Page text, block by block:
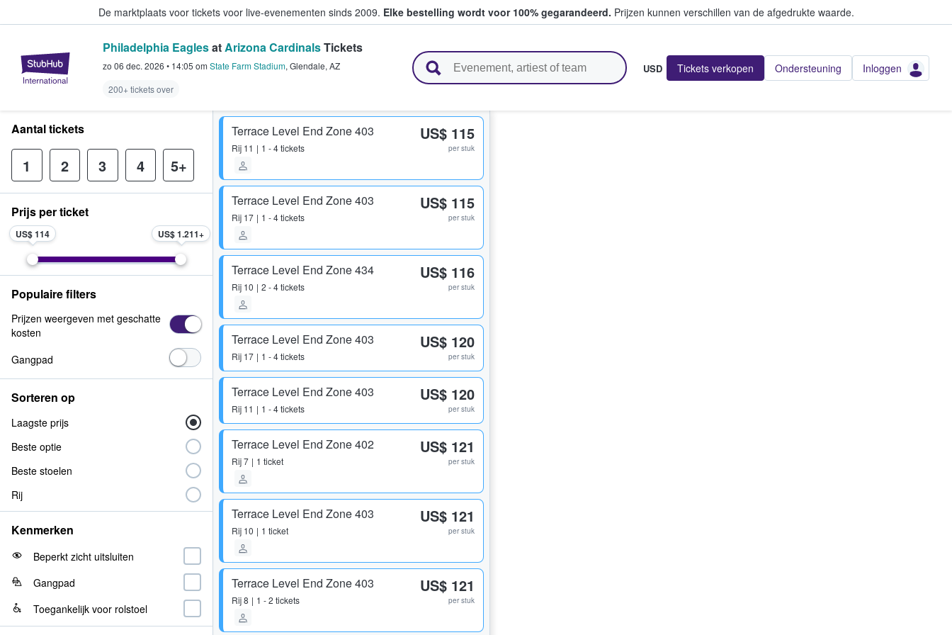
De marktplaats voor tickets voor live-evenementen sinds 2009. Elke bestelling wordt voor 100% gegarandeerd. Prijzen kunnen verschillen van de afgedrukte waarde.
StubHub: waar fans tickets kopen en verkopen
Philadelphia EaglesatArizona CardinalsTickets
zo 06 dec. 2026 • 14:05 om State Farm Stadium, Glendale, AZ
200+ tickets over
USD Tickets verkopen Ondersteuning Inloggen
Terrace Level End Zone 403
Rij 11 1 - 4 tickets
US$ 115
per stuk
Terrace Level End Zone 403
Rij 17 1 - 4 tickets
US$ 115
per stuk
Terrace Level End Zone 434
Rij 10 2 - 4 tickets
US$ 116
per stuk
Terrace Level End Zone 403
Rij 17 1 - 4 tickets
US$ 120
per stuk
Terrace Level End Zone 403
Rij 11 1 - 4 tickets
US$ 120
per stuk
Terrace Level End Zone 402
Rij7 1 ticket
US$ 121
per stuk
Terrace Level End Zone 403
Rij 10 1 ticket
US$ 121
per stuk
Terrace Level End Zone 403
Rij8 1 - 2 tickets
US$ 121
per stuk
Aantal tickets
1 2 3 4 5+
Prijs per ticket
US$ 114 US$ 1.211
Populaire filters
Prijzen weergeven met geschatte
kosten
Gangpad
Sorteren op
Laagste prijs
Beste optie
Beste stoelen
Rij
Kenmerken
Beperkt zicht uitsluiten
Gangpad
Toegankelijk voor rolstoel